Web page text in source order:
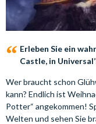
Erleben Sie ein
Castle, in
Wer braucht schon
kann? Endlich ist
Potter“ angekommen!
Welten und sehen Sie